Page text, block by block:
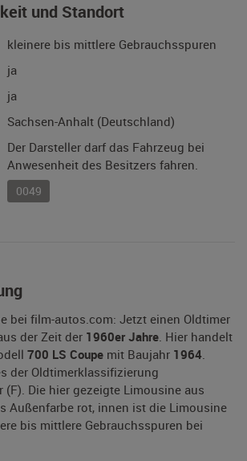
und Standort
kleinere bis mittlere Gebrauchsspuren
ja
ja
Sachsen-Anhalt (Deutschland)
Der Darsteller darf das Fahrzeug bei
Anwesenheit des Besitzers fahren.
0049
bei film-autos.com: Jetzt einen Oldtimer
der Zeit der 1960er Jahre. Hier handelt
700 LS Coupe mit Baujahr 1964.
der Oldtimerklassifizierung
Die hier gezeigte Limousine aus
Außenfarbe rot, innen ist die Limousine
bis mittlere Gebrauchsspuren bei